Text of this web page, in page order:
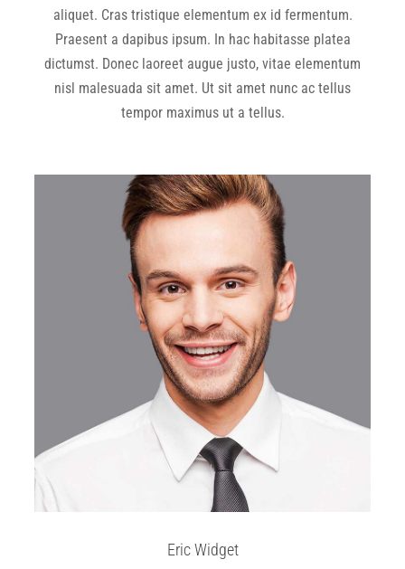
aliquet. Cras tristique elementum ex id fermentum.
Praesent a dapibus ipsum. In hac habitasse platea
dictumst. Donec laoreet augue justo, vitae elementum
nisl malesuada sit amet. Ut sit amet nunc ac tellus
tempor maximus ut a tellus.
Eric Widget